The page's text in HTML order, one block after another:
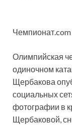
Чемпионат.com
Олимпийская
одиночном
Щербакова
социальных
фотографии в
Щербаковой,